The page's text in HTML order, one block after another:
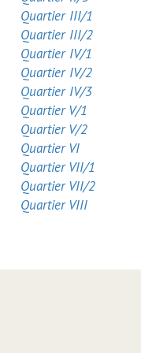
Quartier III/1
Quartier III/2
Quartier IV/1
Quartier IV/2
Quartier IV/3
Quartier V/1
Quartier V/2
Quartier VI
Quartier VII/1
Quartier VII/2
Quartier VIII